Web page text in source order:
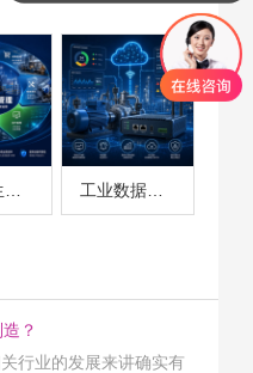
工业数据采集与设备监控案例
？
行业的发展来讲确实有